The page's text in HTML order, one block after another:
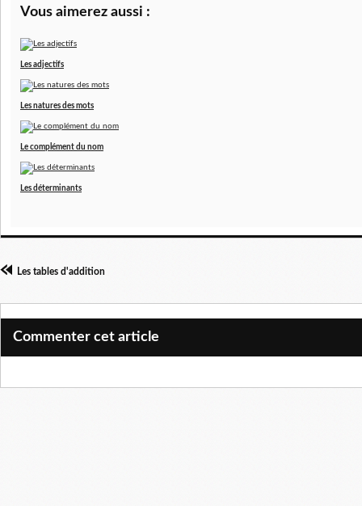
Vous aimerez aussi :
Les adjectifs
Les natures des mots
Le complément du nom
Les déterminants
Les tables d'addition
Commenter cet article